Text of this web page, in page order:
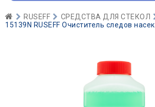
RUSEFF
СРЕДСТВА ДЛЯ СТЕКОЛ
15139N RUSEFF Очиститель следов